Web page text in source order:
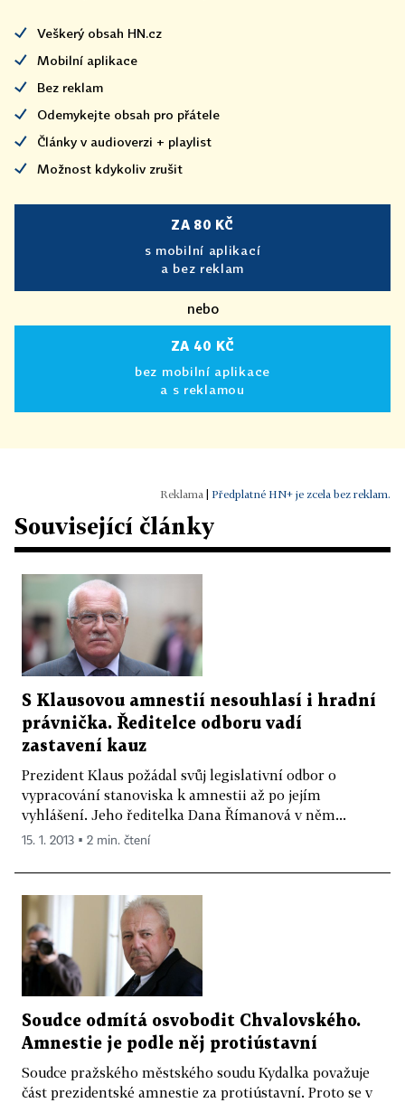
Veškerý obsah HN.cz
Mobilní aplikace
Bez reklam
Odemykejte obsah pro přátele
Články v audioverzi + playlist
Možnost kdykoliv zrušit
ZA 80 KČ
s mobilní aplikací
a bez reklam
nebo
ZA 40 KČ
bez mobilní aplikace
a s reklamou
Předplatné HN+ je zcela bez reklam.
Související články
S Klausovou amnestií nesouhlasí i hradní
právnička. Ředitelce odboru vadí
zastavení kauz
Prezident Klaus požádal svůj legislativní odbor o
vypracování stanoviska k amnestii až po jejím
vyhlášení. Jeho ředitelka Dana Římanová v něm...
15. 1. 2013 ▪ 2 min. čtení
Soudce odmítá osvobodit Chvalovského.
Amnestie je podle něj protiústavní
Soudce pražského městského soudu Kydalka považuje
část prezidentské amnestie za protiústavní. Proto se v